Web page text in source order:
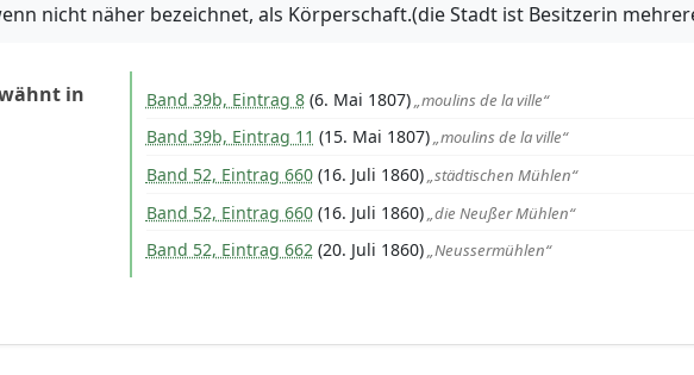
nicht näher bezeichnet, als Körperschaft.(die Stadt ist Besitzerin
in Band 39b, Eintrag 8(6. Mai 1807)„moulins de la ville“
Band 39b, Eintrag 11 (15. Mai 1807)„moulins de la ville“
Band 52, Eintrag 660(16. Juli 1860)„städtischen Mühlen“
Band 52, Eintrag 660(16. Juli 1860)„die Neußer Mühlen“
Band 52, Eintrag 662(20. Juli 1860)„Neussermühlen“